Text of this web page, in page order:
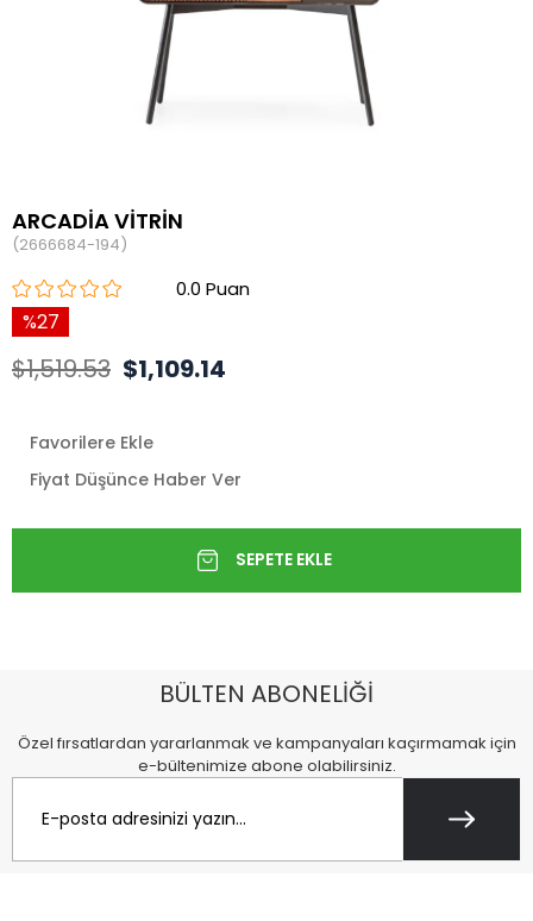
ARCADİA VİTRİN
(2666684-194)
0.0
27
$1,519.53 $1,109.14
Favorilere Ekle
Fiyat Düşünce Haber Ver
BÜLTEN ABONELİĞİ
Özel fırsatlardan yararlanmak ve kampanyaları kaçırmamak için
e-bültenimize abone olabilirsiniz.